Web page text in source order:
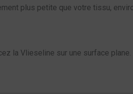
plus petite que votre tissu,
la Vlieseline sur une surface